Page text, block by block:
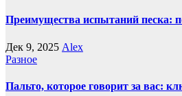
Преимущества испытаний песка:
Дек 9, 2025 Alex
Разное
Пальто, которое говорит за вас: